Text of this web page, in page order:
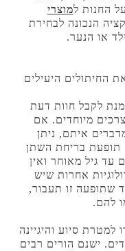
החנות למוצרי
הנכונה לבחירת
או הנער.
החיתולים היעילים
לקבל חוות דעת
מיוחדים. אם
איתם, ניתן
תופעת בריחת השתן
עד גיל מאוחר ואין
אחרות שיש
שתופעה זו תעבור,
להם.
למטרת סיוע והיגיינה
ישנם הורים רבים